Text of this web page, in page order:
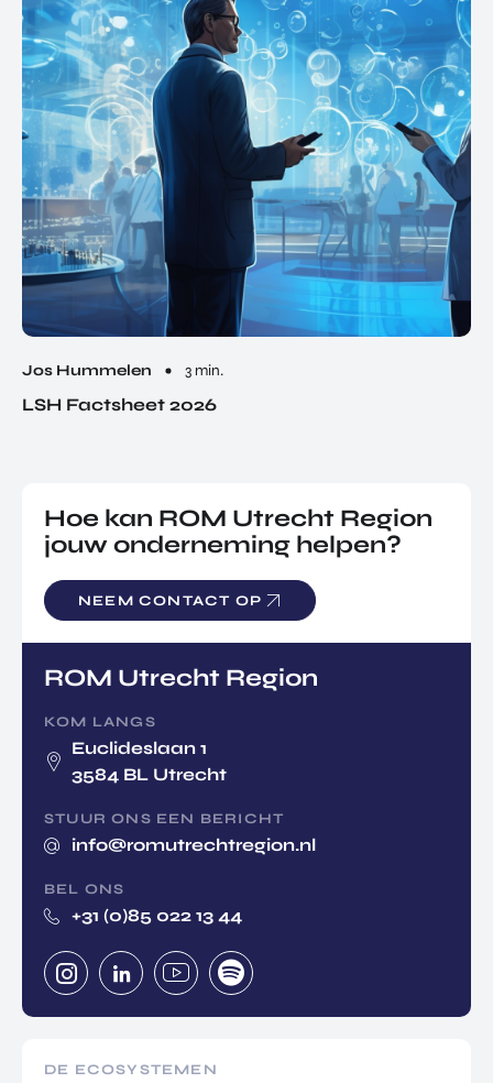
Jos Hummelen 3 min.
LSH Factsheet 2026
Hoe kan ROM Utrecht Region
jouw onderneming helpen?
NEEM CONTACT OP
ROM Utrecht Region
KOM LANGS
Euclideslaan 1
3584 BL Utrecht
STUUR ONS EEN BERICHT
info@romutrechtregion.nl
BEL ONS
+31 (0)85 022 13 44
DE ECOSYSTEMEN